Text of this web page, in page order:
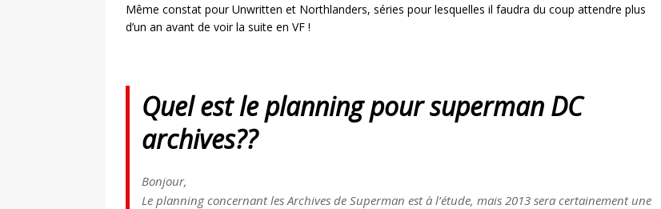
Même constat pour Unwritten et Northlanders, séries pour lesquelles il faudra du coup attendre plus
d’un an avant de voir la suite en VF !
Quel est le planning pour superman DC
archives??
Bonjour,
Le planning concernant les Archives de Superman est à l’étude, mais 2013 sera certainement une